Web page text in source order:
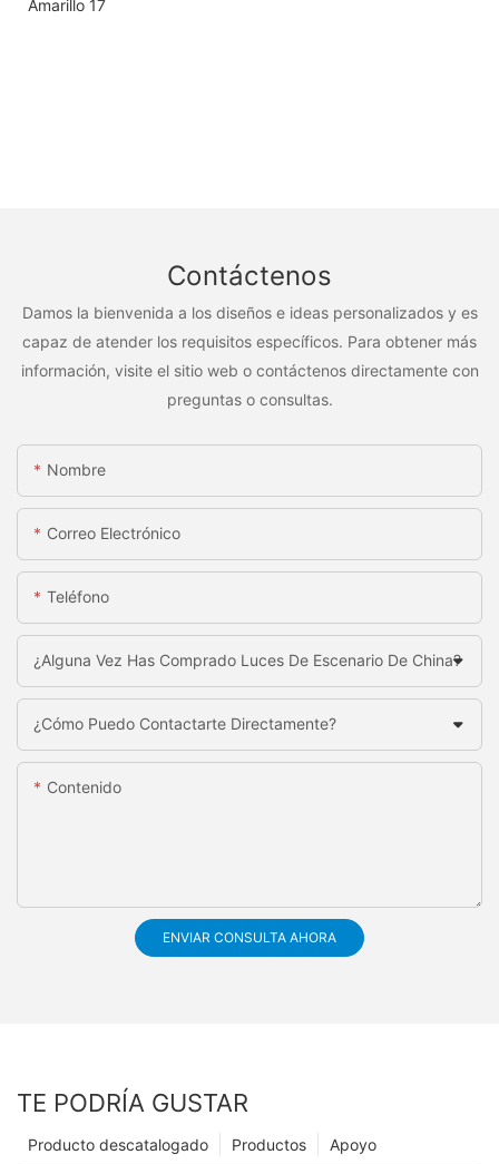
Contáctenos
Damos la bienvenida a los diseños e ideas personalizados y es
capaz de atender los requisitos específicos. Para obtener más
información, visite el sitio web o contáctenos directamente con
preguntas o consultas.
Nombre
Correo Electrónico
Teléfono
¿Alguna Vez Has Comprado Luces De Escenario De China?
¿Cómo Puedo Contactarte Directamente?
Contenido
ENVIAR CONSULTA AHORA
TE PODRÍA GUSTAR
Apoyo
Productos
Producto descatalogado